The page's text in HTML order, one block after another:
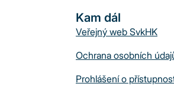
Kam dál
Veřejný web SvkHK
Ochrana osobních
Prohlášení o